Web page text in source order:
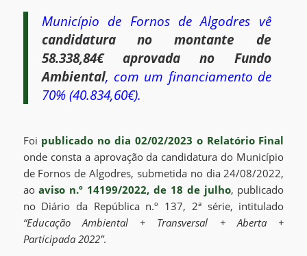
Município de Fornos de Algodres vê
candidatura no montante de
58.338,84€ aprovada no Fundo
Ambiental, com um financiamento de
70% (40.834,60€).
Foi publicado no dia 02/02/2023 o Relatório Final
onde consta a aprovação da candidatura do Município
de Fornos de Algodres, submetida no dia 24/08/2022,
aoaviso n.º 14199/2022, de 18 de julho, publicado
no Diário da República n.º 137, 2ª série, intitulado
“Educação Ambiental + Transversal + Aberta +
Participada 2022”.